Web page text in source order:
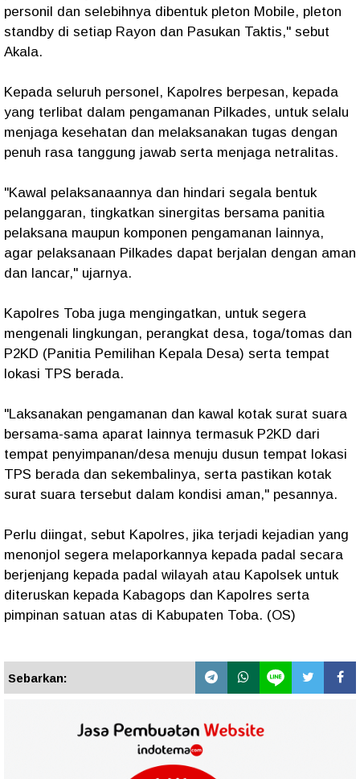
personil dan selebihnya dibentuk pleton Mobile, pleton
standby di setiap Rayon dan Pasukan Taktis," sebut
Akala.
Kepada seluruh personel, Kapolres berpesan, kepada
yang terlibat dalam pengamanan Pilkades, untuk selalu
menjaga kesehatan dan melaksanakan tugas dengan
penuh rasa tanggung jawab serta menjaga netralitas.
"Kawal pelaksanaannya dan hindari segala bentuk
pelanggaran, tingkatkan sinergitas bersama panitia
pelaksana maupun komponen pengamanan lainnya,
agar pelaksanaan Pilkades dapat berjalan dengan aman
dan lancar," ujarnya.
Kapolres Toba juga mengingatkan, untuk segera
mengenali lingkungan, perangkat desa, toga/tomas dan
P2KD (Panitia Pemilihan Kepala Desa) serta tempat
lokasi TPS berada.
"Laksanakan pengamanan dan kawal kotak surat suara
bersama-sama aparat lainnya termasuk P2KD dari
tempat penyimpanan/desa menuju dusun tempat lokasi
TPS berada dan sekembalinya, serta pastikan kotak
surat suara tersebut dalam kondisi aman," pesannya.
Perlu diingat, sebut Kapolres, jika terjadi kejadian yang
menonjol segera melaporkannya kepada padal secara
berjenjang kepada padal wilayah atau Kapolsek untuk
diteruskan kepada Kabagops dan Kapolres serta
pimpinan satuan atas di Kabupaten Toba. (OS)
Sebarkan: